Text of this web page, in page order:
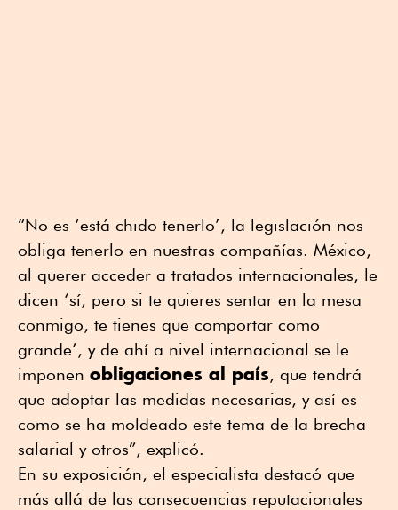
“No es ‘está chido tenerlo’, la legislación nos
obliga tenerlo en nuestras compañías. México,
al querer acceder a tratados internacionales, le
dicen ‘sí, pero si te quieres sentar en la mesa
conmigo, te tienes que comportar como
grande’, y de ahí a nivel internacional se le
imponen obligaciones al país, que tendrá
que adoptar las medidas necesarias, y así es
como se ha moldeado este tema de la brecha
salarial y otros”, explicó.
En su exposición, el especialista destacó que
más allá de las consecuencias reputacionales